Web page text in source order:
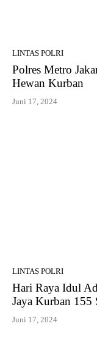
LINTAS POLRI
Polres Metro
Hewan Kurban
Juni 17, 2024
LINTAS POLRI
Hari Raya Idul
Jaya Kurban 155
Juni 17, 2024